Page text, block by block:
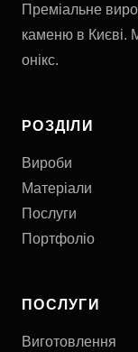
Преміальне
каменю в Києві.
онікс.
РОЗДІЛИ
Вироби
Матеріали
Послуги
Портфоліо
ПОСЛУГИ
Виготовлення